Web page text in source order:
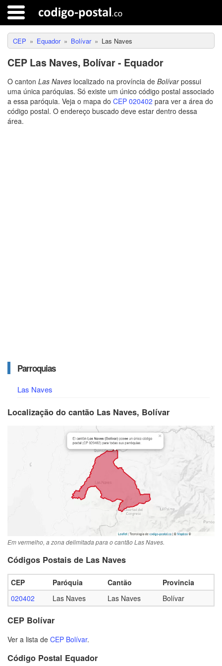
CEP Equador Bolívar Las Naves
CEP Las Naves, Bolívar - Equador
O canton Las Naves localizado na província de Bolívarpossui
uma única paróquias. Só existe um único código postal associado
a essa paróquia. Veja o mapa do CEP 020402 para ver a área do
código postal. O endereço buscado deve estar dentro dessa
área.
Parroquias
Las Naves
Localização do cantão Las Naves, Bolívar
Em vermelho, a zona delimitada para o cantão Las Naves.
Códigos Postais de Las Naves
CEP Paróquia Cantão
Provincia
020402
Las Naves Las Naves Bolívar
CEP Bolívar
Ver a lista de CEP Bolívar.
Código Postal Equador